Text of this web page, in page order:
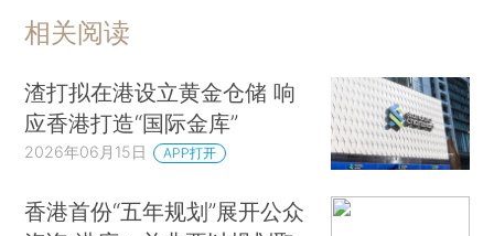
相关阅读
渣打拟在港设立黄金仓储 响
应香港打造“国际金库”
2026年06月15日 APP打开
香港首份“五年规划”展开公众